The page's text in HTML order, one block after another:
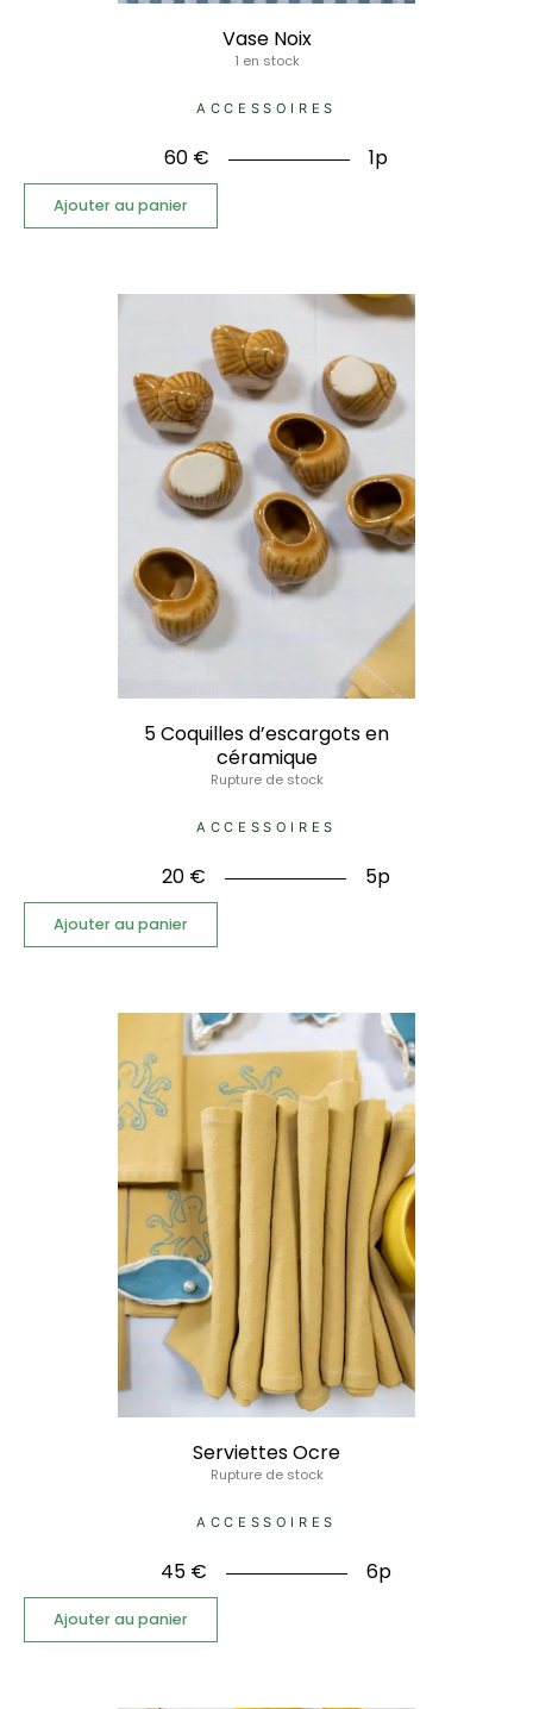
Vase Noix
1 en stock
ACCESSOIRES
60 € 1p
Ajouter au panier
5 Coquilles d’escargots en
céramique
Rupture de stock
ACCESSOIRES
20 € 5p
Ajouter au panier
Serviettes Ocre
Rupture de stock
ACCESSOIRES
45 € 6p
Ajouter au panier